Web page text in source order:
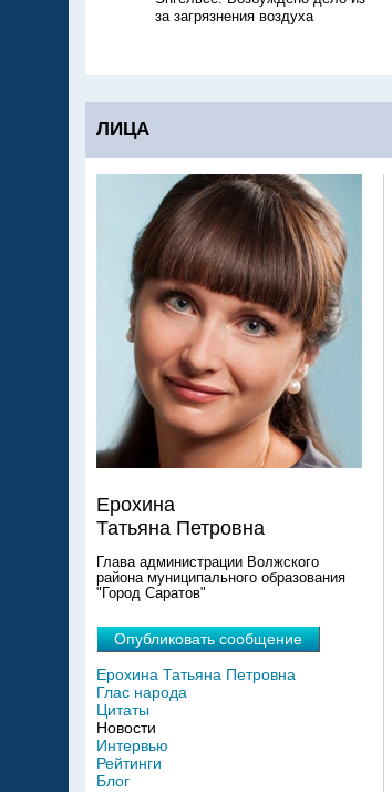
за загрязнения воздуха
ЛИЦА
Ерохина
Татьяна Петровна
Глава администрации Волжского
района муниципального образования
"Город Саратов"
Опубликовать сообщение
Ерохина Татьяна Петровна
Глас народа
Цитаты
Новости
Интервью
Рейтинги
Блог